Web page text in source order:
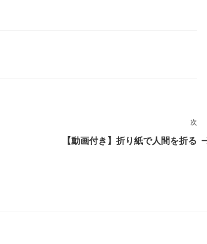
次
の
次
【動画付き】折り紙で人間を折る